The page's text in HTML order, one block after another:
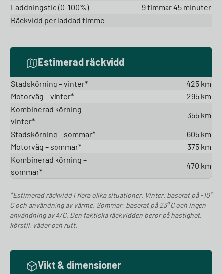
Laddningstid (0-100%)
9 timmar 45 minuter
Räckvidd per laddad timme
Estimerad räckvidd
Stadskörning – vinter*
425 km
Motorväg – vinter*
295 km
Kombinerad körning –
vinter*
355 km
Stadskörning – sommar*
605 km
Motorväg – sommar*
375 km
Kombinerad körning –
sommar*
470 km
*Estimerad räckvidd i flera olika situationer. Vinter: baserat på -10°
C och användning av värme. Sommar: baserat på 23° C och ingen
användning av A/C. Den faktiska räckvidden beror på hastighet,
körstil, väder och rutt.
Vikt & dimensioner